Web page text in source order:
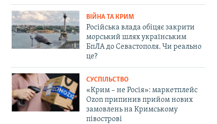
ВІЙНА ТА КРИМ
Російська влада обіцяє закрити
морський шлях українським
БпЛА до Севастополя. Чи реально
це?
СУСПІЛЬСТВО
«Крим – не Росія»: маркетплейс
Ozon припинив прийом нових
замовлень на Кримському
півострові